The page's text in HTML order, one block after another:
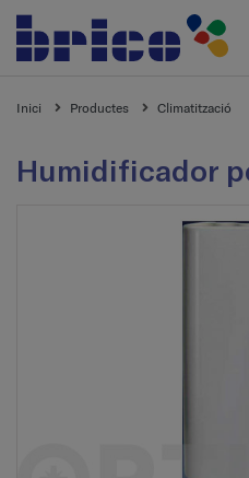
Inici Productes Climatització
Humidificador